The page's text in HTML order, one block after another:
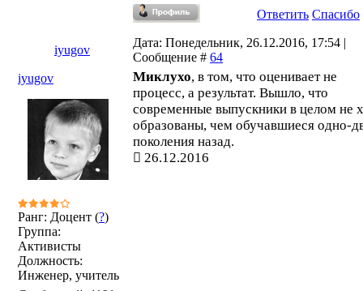
Ответить Спасибо
iyugov
Дата: Понедельник, 26.12.2016, 17:54 |
Сообщение # 64
iyugov
Ранг: Доцент (?)
Группа:
Активисты
Должность:
Инженер, учитель
Миклухо, в том, что оценивает не
процесс, а результат. Вышло, что
современные выпускники в целом не
образованы, чем обучавшиеся одно-
поколения назад.
26.12.2016